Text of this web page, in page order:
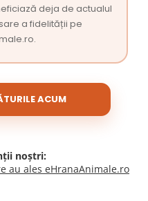
deja de actualul
a fidelității pe
ACUM
noștri:
au ales eHranaAnimale.ro